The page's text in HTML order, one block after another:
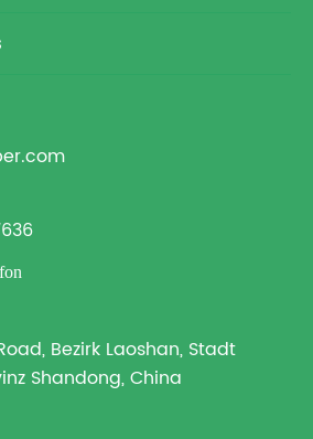
Bezirk Laoshan, Stadt
Shandong, China